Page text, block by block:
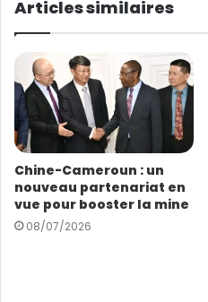
o
r
e
a
d
r
e
s
s
e
E
m
Articles similaires
Chine-Cameroun : un
nouveau partenariat en
vue pour booster la mine
08/07/2026